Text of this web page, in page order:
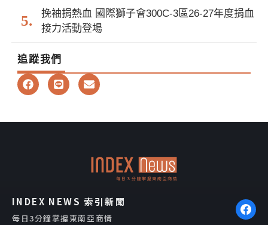
挽袖捐熱血 國際獅子會300C-3區26-27年度捐血
接力活動登場
追蹤我們
F
a
b
L
i
E
n
l
e
INDEX NEWS 索引新聞
每日3分鐘掌握東南亞商情